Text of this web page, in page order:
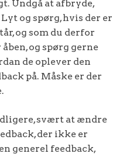
Undgå at afbryde,
og spørg, hvis der er
og som du derfor
og spørg gerne
de oplever den
på. Måske er der
svært at ændre
der ikke er
generel feedback,